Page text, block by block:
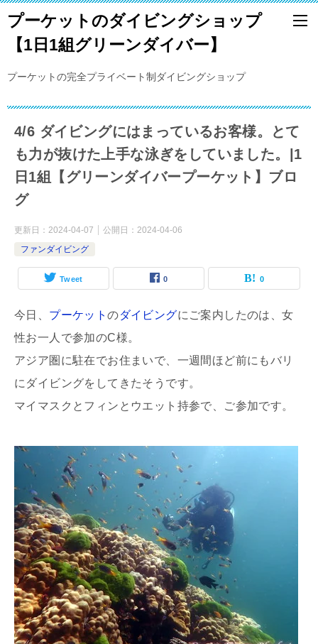
プーケットのダイビングショップ
【1日1組グリーンダイバー】
プーケットの完全プライベート制ダイビングショップ
4/6 ダイビングにはまっているお客様。とて
も力が抜けた上手な泳ぎをしていました。|1
日1組【グリーンダイバープーケット】ブロ
グ
更新日： 2024-04-07 公開日： 2024-04-06
ファンダイビング
Tweet 0 0
今日、 プーケットのダイビングにご案内したのは、女
性お一人で参加のC様。
アジア圏に駐在でお住まいで、一週間ほど前にもバリ
にダイビングをしてきたそうです。
マイマスクとフィンとウエット持参で、ご参加です。